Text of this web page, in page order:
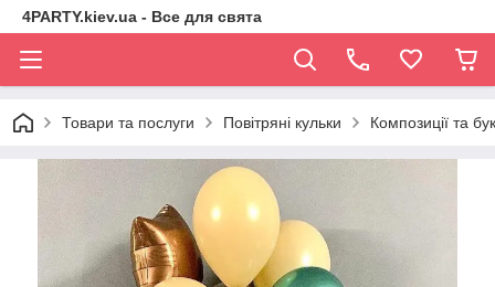
4PARTY.kiev.ua - Все для свята
Товари та послуги Повітряні кульки Композиції та